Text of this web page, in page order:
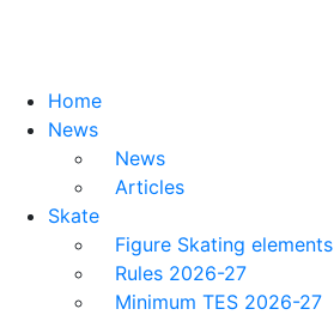
Home
News
News
Articles
Skate
Figure Skating elements
Rules 2026-27
Minimum TES 2026-27